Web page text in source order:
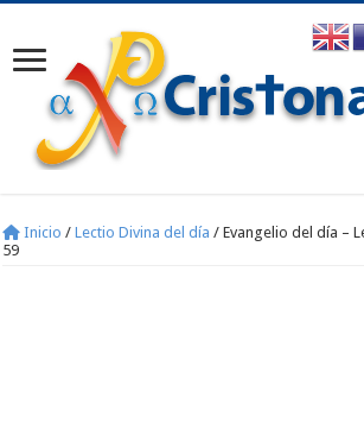
Inicio / Lectio Divina del día / Evangelio del día –
59